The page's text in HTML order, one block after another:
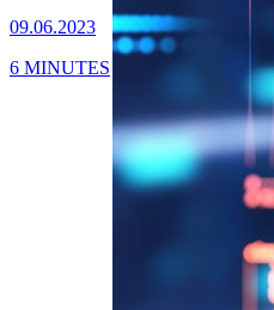
09.06.2023
6 MINUTES